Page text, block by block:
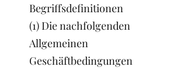
Begriffsdefinitionen
(1) Die nachfolgenden
Allgemeinen
Geschäftbedingungen